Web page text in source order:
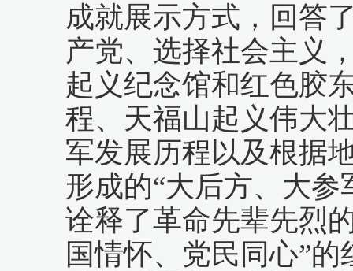
成就展示方式，回答
产党、选择社会主义
起义纪念馆和红色胶
程、天福山起义伟大
军发展历程以及根据
形成的“大后方、大
诠释了革命先辈先烈
国情怀、党民同心”